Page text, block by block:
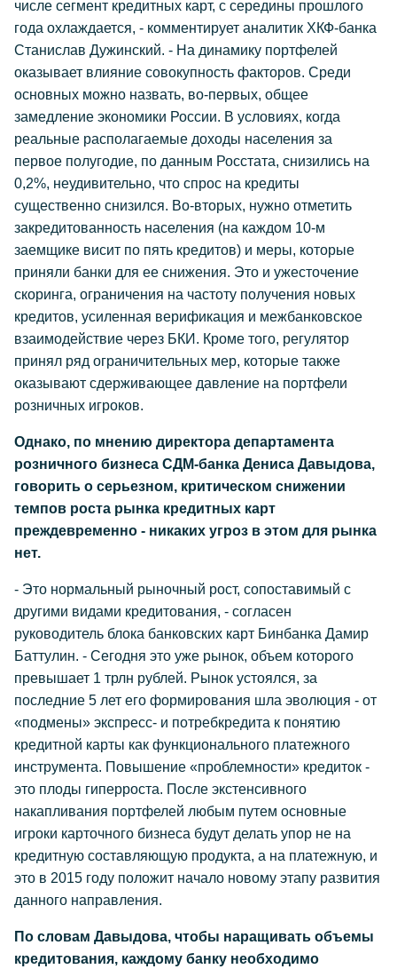
числе сегмент кредитных карт, с середины прошлого
года охлаждается, - комментирует аналитик ХКФ-банка
Станислав Дужинский. - На динамику портфелей
оказывает влияние совокупность факторов. Среди
основных можно назвать, во-первых, общее
замедление экономики России. В условиях, когда
реальные располагаемые доходы населения за
первое полугодие, по данным Росстата, снизились на
0,2%, неудивительно, что спрос на кредиты
существенно снизился. Во-вторых, нужно отметить
закредитованность населения (на каждом 10-м
заемщике висит по пять кредитов) и меры, которые
приняли банки для ее снижения. Это и ужесточение
скоринга, ограничения на частоту получения новых
кредитов, усиленная верификация и межбанковское
взаимодействие через БКИ. Кроме того, регулятор
принял ряд ограничительных мер, которые также
оказывают сдерживающее давление на портфели
розничных игроков.
Однако, по мнению директора департамента
розничного бизнеса СДМ-банка Дениса Давыдова,
говорить о серьезном, критическом снижении
темпов роста рынка кредитных карт
преждевременно - никаких угроз в этом для рынка
нет.
- Это нормальный рыночный рост, сопоставимый с
другими видами кредитования, - согласен
руководитель блока банковских карт Бинбанка Дамир
Баттулин. - Сегодня это уже рынок, объем которого
превышает 1 трлн рублей. Рынок устоялся, за
последние 5 лет его формирования шла эволюция - от
«подмены» экспресс- и потребкредита к понятию
кредитной карты как функционального платежного
инструмента. Повышение «проблемности» кредиток -
это плоды гиперроста. После экстенсивного
накапливания портфелей любым путем основные
игроки карточного бизнеса будут делать упор не на
кредитную составляющую продукта, а на платежную, и
это в 2015 году положит начало новому этапу развития
данного направления.
По словам Давыдова, чтобы наращивать объемы
кредитования, каждому банку необходимо